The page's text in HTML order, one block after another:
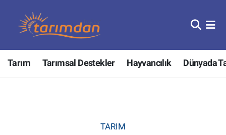
Tarım Tarımsal Destekler Hayvancılık Dünyada
TARIM
Tarım
Hayvancılık
Nöbetçi Eczaneler
Hava Durumu